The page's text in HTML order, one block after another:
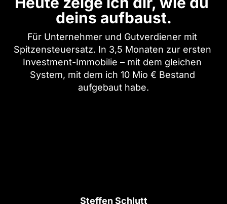
deins aufbaust.
Für Unternehmer und Gutverdiener mit
Spitzensteuersatz. In 3,5 Monaten zur ersten
Investment-Immobilie – mit dem gleichen
System, mit dem ich 10 Mio € Bestand
aufgebaut habe.
Steffen Schlutt